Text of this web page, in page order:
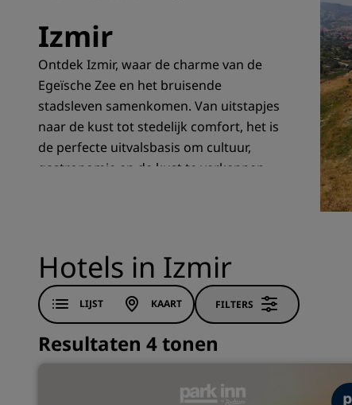
Izmir
Ontdek Izmir, waar de charme van de
Egeïsche Zee en het bruisende
stadsleven samenkomen. Van uitstapjes
naar de kust tot stedelijk comfort, het is
de perfecte uitvalsbasis om cultuur,
gastronomie en de kust te verkennen.
Hotels in Izmir
LIJST KAART FILTERS
Resultaten 4 tonen